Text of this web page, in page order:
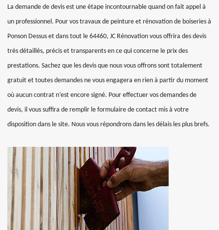
La demande de devis est une étape incontournable quand on fait appel à
un professionnel. Pour vos travaux de peinture et rénovation de boiseries à
Ponson Dessus et dans tout le 64460, JC Rénovation vous offrira des devis
très détaillés, précis et transparents en ce qui concerne le prix des
prestations. Sachez que les devis que nous vous offrons sont totalement
gratuit et toutes demandes ne vous engagera en rien à partir du moment
où aucun contrat n’est encore signé. Pour effectuer vos demandes de
devis, il vous suffira de remplir le formulaire de contact mis à votre
disposition dans le site. Nous vous répondrons dans les délais les plus brefs.